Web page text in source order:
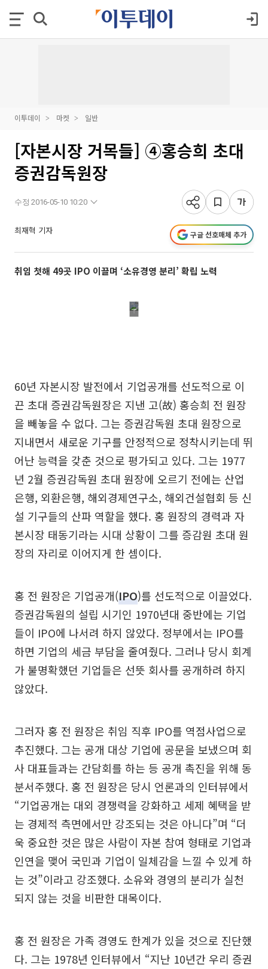
이투데이 마켓 일반
[자본시장 거목들] ④홍승희 초대
증권감독원장
수정 2016-05-10 10:20
최재혁 기자 구글 선호매체 추가
취임 첫해 49곳 IPO 이끌며 ‘소유경영 분리’ 확립 노력
60년 자본시장 발전에서 기업공개를 선도적으로 이
끈 초대 증권감독원장은 지낸 고(故) 홍승희 전 원장
을 빼놓을 수 없다. 그는 증권감독원 초대 원장으로
지내면서 새로운 기구를 안정적으로 정착시키는데 뛰
어난 능력을 갖춘 것으로 평가되고 있다. 그는 1977
년 2월 증권감독원 초대 원장에 오르기 전에는 산업
은행, 외환은행, 해외경제연구소, 해외건설협회 등 신
설 기구들의 산파 역할을 했다. 홍 원장의 경력과 자
본시장 태동기라는 시대 상황이 그를 증감원 초대 원
장의 자리로 이어지게 한 셈이다.
홍 전 원장은 기업공개(IPO)를 선도적으로 이끌었다.
증권감독원의 설립 시기인 1970년대 중반에는 기업
들이 IPO에 나서려 하지 않았다. 정부에서는 IPO를
하면 기업의 세금 부담을 줄여줬다. 그러나 당시 회계
가 불명확했던 기업들은 선뜻 회사를 공개하려 하지
않았다.
그러자 홍 전 원장은 취임 직후 IPO를 역점사업으로
추진했다. 그는 공개 대상 기업에 공문을 보냈으며 회
사 대표들과는 간담회를 하는 등 공개 촉진을 위해 동
분서주했다. 홍 전 원장은 당시 언론과의 인터뷰에서
“기업공개는 대외 경쟁력을 강화하고 세제 혜택을 받
는 경제적 측면에서만 강조되는 것은 아니다”며 “더
욱 중요한 것은 많은 사람이 자본 참여 형태로 기업과
인연을 맺어 국민과 기업이 일체감을 느낄 수 있게 하
는 것”이라고 강조했다. 소유와 경영의 분리가 실천
되지 않는 것을 비판한 대목이다.
홍 전 원장은 가족 경영도 한계가 있을 것으로 진단했
다. 그는 1978년 인터뷰에서 “지난 10년간 우리 증권